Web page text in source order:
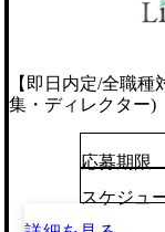
【即日内定/全職
集・ディレクター)
応募期限
スケジュ